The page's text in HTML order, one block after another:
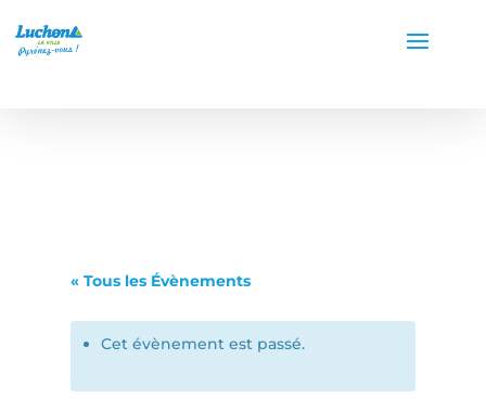
« Tous les Évènements
Cet évènement est passé.